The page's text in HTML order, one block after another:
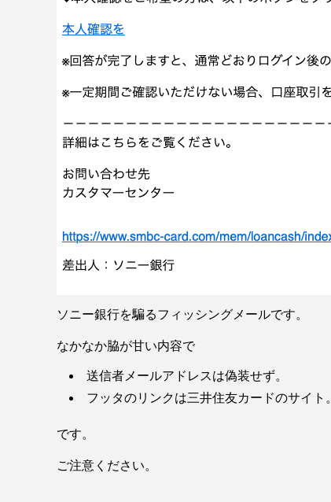
ソニー銀行を騙るフィッシングメールです。
なかなか脇が甘い内容で
送信者メールアドレスは偽装せず。
フッタのリンクは三井住友カードのサイト。
です。
ご注意ください。